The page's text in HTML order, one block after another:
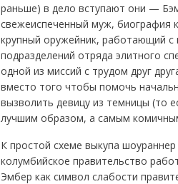
раньше) в дело вступают они —
свежеиспеченный муж, биография
крупный оружейник, работающий
подразделений отряда элитного
одной из миссий с трудом друг
вместо того чтобы помочь
вызволить девицу из темницы (то
лучшим образом, а самым
К простой схеме выкупа
колумбийское правительство
Эмбер как символ слабости